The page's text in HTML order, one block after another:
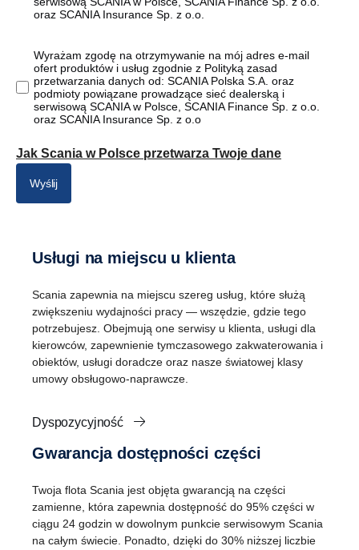
oraz SCANIA Insurance Sp. z o.o.
Wyrażam zgodę na otrzymywanie na mój adres e-mail
ofert produktów i usług zgodnie z Polityką zasad
przetwarzania danych od: SCANIA Polska S.A. oraz
podmioty powiązane prowadzące sieć dealerską i
serwisową SCANIA w Polsce, SCANIA Finance Sp. z o.o.
oraz SCANIA Insurance Sp. z o.o
Jak Scania w Polsce przetwarza Twoje dane
Wyślij
Usługi na miejscu u klienta
Scania zapewnia na miejscu szereg usług, które służą
zwiększeniu wydajności pracy — wszędzie, gdzie tego
potrzebujesz. Obejmują one serwisy u klienta, usługi dla
kierowców, zapewnienie tymczasowego zakwaterowania i
obiektów, usługi doradcze oraz nasze światowej klasy
umowy obsługowo-naprawcze.
Dyspozycyjność
Gwarancja dostępności części
Twoja flota Scania jest objęta gwarancją na części
zamienne, która zapewnia dostępność do 95% części w
ciągu 24 godzin w dowolnym punkcie serwisowym Scania
na całym świecie. Ponadto, dzięki do 30% niższej liczbie